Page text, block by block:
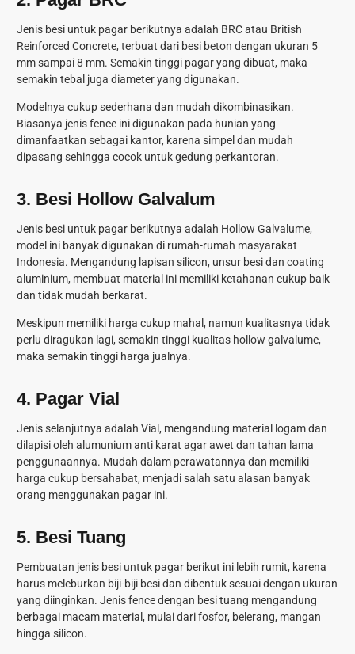
Jenis besi untuk pagar berikutnya adalah BRC atau British
Reinforced Concrete, terbuat dari besi beton dengan ukuran 5
mm sampai 8 mm. Semakin tinggi pagar yang dibuat, maka
semakin tebal juga diameter yang digunakan.
Modelnya cukup sederhana dan mudah dikombinasikan.
Biasanya jenis fence ini digunakan pada hunian yang
dimanfaatkan sebagai kantor, karena simpel dan mudah
dipasang sehingga cocok untuk gedung perkantoran.
3. Besi Hollow Galvalum
Jenis besi untuk pagar berikutnya adalah Hollow Galvalume,
model ini banyak digunakan di rumah-rumah masyarakat
Indonesia. Mengandung lapisan silicon, unsur besi dan coating
aluminium, membuat material ini memiliki ketahanan cukup baik
dan tidak mudah berkarat.
Meskipun memiliki harga cukup mahal, namun kualitasnya tidak
perlu diragukan lagi, semakin tinggi kualitas hollow galvalume,
maka semakin tinggi harga jualnya.
4. Pagar Vial
Jenis selanjutnya adalah Vial, mengandung material logam dan
dilapisi oleh alumunium anti karat agar awet dan tahan lama
penggunaannya. Mudah dalam perawatannya dan memiliki
harga cukup bersahabat, menjadi salah satu alasan banyak
orang menggunakan pagar ini.
5. Besi Tuang
Pembuatan jenis besi untuk pagar berikut ini lebih rumit, karena
harus meleburkan biji-biji besi dan dibentuk sesuai dengan ukuran
yang diinginkan. Jenis fence dengan besi tuang mengandung
berbagai macam material, mulai dari fosfor, belerang, mangan
hingga silicon.